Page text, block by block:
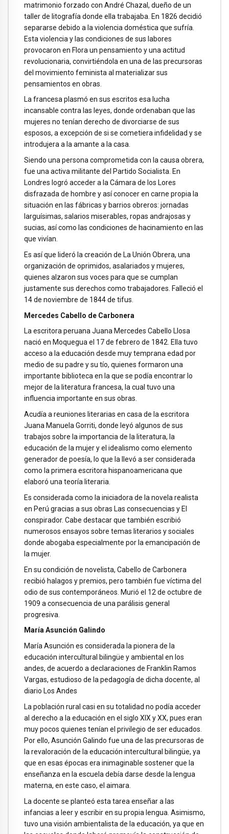
matrimonio forzado con André Chazal, dueño de un
taller de litografía donde ella trabajaba. En 1826 decidió
separarse debido a la violencia doméstica que sufría.
Esta violencia y las condiciones de sus labores
provocaron en Flora un pensamiento y una actitud
revolucionaria, convirtiéndola en una de las precursoras
del movimiento feminista al materializar sus
pensamientos en obras.
La francesa plasmó en sus escritos esa lucha
incansable contra las leyes, donde ordenaban que las
mujeres no tenían derecho de divorciarse de sus
esposos, a excepción de si se cometiera infidelidad y se
introdujera a la amante a la casa.
Siendo una persona comprometida con la causa obrera,
fue una activa militante del Partido Socialista. En
Londres logró acceder a la Cámara de los Lores
disfrazada de hombre y así conocer en carne propia la
situación en las fábricas y barrios obreros: jornadas
larguísimas, salarios miserables, ropas andrajosas y
sucias, así como las condiciones de hacinamiento en las
que vivían.
Es así que lideró la creación de La Unión Obrera, una
organización de oprimidos, asalariados y mujeres,
quienes alzaron sus voces para que se cumplan
justamente sus derechos como trabajadores. Falleció el
14 de noviembre de 1844 de tifus.
Mercedes Cabello de Carbonera
La escritora peruana Juana Mercedes Cabello Llosa
nació en Moquegua el 17 de febrero de 1842. Ella tuvo
acceso a la educación desde muy temprana edad por
medio de su padre y su tío, quienes formaron una
importante biblioteca en la que se podía encontrar lo
mejor de la literatura francesa, la cual tuvo una
influencia importante en sus obras.
Acudía a reuniones literarias en casa de la escritora
Juana Manuela Gorriti, donde leyó algunos de sus
trabajos sobre la importancia de la literatura, la
educación de la mujer y el idealismo como elemento
generador de poesía, lo que la llevó a ser considerada
como la primera escritora hispanoamericana que
elaboró una teoría literaria.
Es considerada como la iniciadora de la novela realista
en Perú gracias a sus obras Las consecuencias y El
conspirador. Cabe destacar que también escribió
numerosos ensayos sobre temas literarios y sociales
donde abogaba especialmente por la emancipación de
la mujer.
En su condición de novelista, Cabello de Carbonera
recibió halagos y premios, pero también fue víctima del
odio de sus contemporáneos. Murió el 12 de octubre de
1909 a consecuencia de una parálisis general
progresiva.
María Asunción Galindo
María Asunción es considerada la pionera de la
educación intercultural bilingüe y ambiental en los
andes, de acuerdo a declaraciones de Franklin Ramos
Vargas, estudioso de la pedagogía de dicha docente, al
diario Los Andes
La población rural casi en su totalidad no podía acceder
al derecho a la educación en el siglo XIX y XX, pues eran
muy pocos quienes tenían el privilegio de ser educados.
Por ello, Asunción Galindo fue una de las precursoras de
la revaloración de la educación intercultural bilingüe, ya
que en esas épocas era inimaginable sostener que la
enseñanza en la escuela debía darse desde la lengua
materna, en este caso, el aimara.
La docente se planteó esta tarea enseñar a las
infancias a leer y escribir en su propia lengua. Asimismo,
tuvo una visión ambientalista de la educación, ya que en